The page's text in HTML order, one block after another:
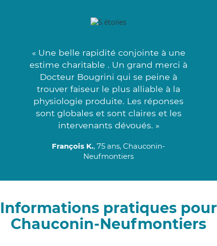
« Une belle rapidité conjointe à une
estime charitable . Un grand merci à
Docteur Bougrini qui se peine à
trouver faiseur le plus alliable à la
physiologie produite. Les réponses
sont globales et sont claires et les
intervenants dévoués. »
François K., 75 ans, Chauconin-
Neufmontiers
Informations pratiques pour
Chauconin-Neufmontiers